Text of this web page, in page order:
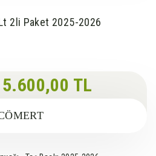
2li Paket 2025-2026
5.600,00 TL